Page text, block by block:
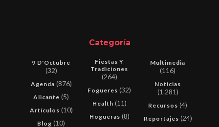
Categoría
9 D'Octubre
(32)
Agenda (876)
Alicante (5)
Artículos (10)
Blog (10)
Fiestas Y
Tradiciones
(264)
Fogueres (32)
Health (11)
Hogueras (8)
Multimedia
(116)
Noticias
(1.281)
Recursos (4)
Reportajes (24)